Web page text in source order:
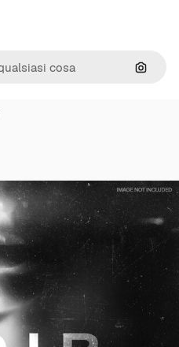
Cerca